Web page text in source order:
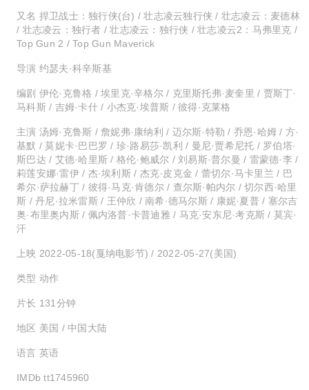
又名 捍卫战士：独行侠(台) / 壮志凌云独行侠 / 壮志凌云：麦德林
/ 壮志凌云：独行者 / 壮志凌云：独行侠 / 壮志凌云2：马弗里克 /
Top Gun 2 / Top Gun Maverick
导演 约瑟夫·科辛斯基
编剧 伊伦·克鲁格 / 埃里克·辛格尔 / 克里斯托弗·麦奎里 / 贾斯丁·
马科斯 / 吉姆·卡什 / 小杰克·埃普斯 / 彼得·克莱格
主演 汤姆·克鲁斯 / 詹妮弗·康纳利 / 迈尔斯·特勒 / 乔恩·哈姆 / 方·
基默 / 莫妮卡·巴巴罗 / 珍·路易莎·凯利 / 曼尼·贾希尼托 / 罗伯塔·
斯巴达 / 艾德·哈里斯 / 格伦·鲍威尔 / 刘易斯·普尔曼 / 雷蒙德·李 /
莉莲安娜·雷伊 / 杰·埃利斯 / 杰克·皮克金 / 蕾切尔·马卡里兰 / 巴
希尔·萨拉赫丁 / 彼得·马克·肯德尔 / 查尔斯·帕内尔 / 切尔西·哈里
斯 / 丹尼·拉米雷斯 / 王仲欣 / 南希·德马尔斯 / 康妮·夏普 / 塞尔吉
奥·布里奥内斯 / 佩内洛普·卡普迪雅 / 马克·安东尼·考克斯 / 莫宾·
汗
上映 2022-05-18(戛纳电影节) / 2022-05-27(美国)
类型 动作
片长 131分钟
地区 美国 / 中国大陆
语言 英语
IMDb tt1745960